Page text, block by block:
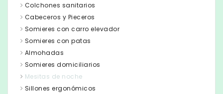
Colchones sanitarios
Cabeceros y Pieceros
Somieres con carro elevador
Somieres con patas
Almohadas
Somieres domiciliarios
Mesitas de noche
Sillones ergonómicos